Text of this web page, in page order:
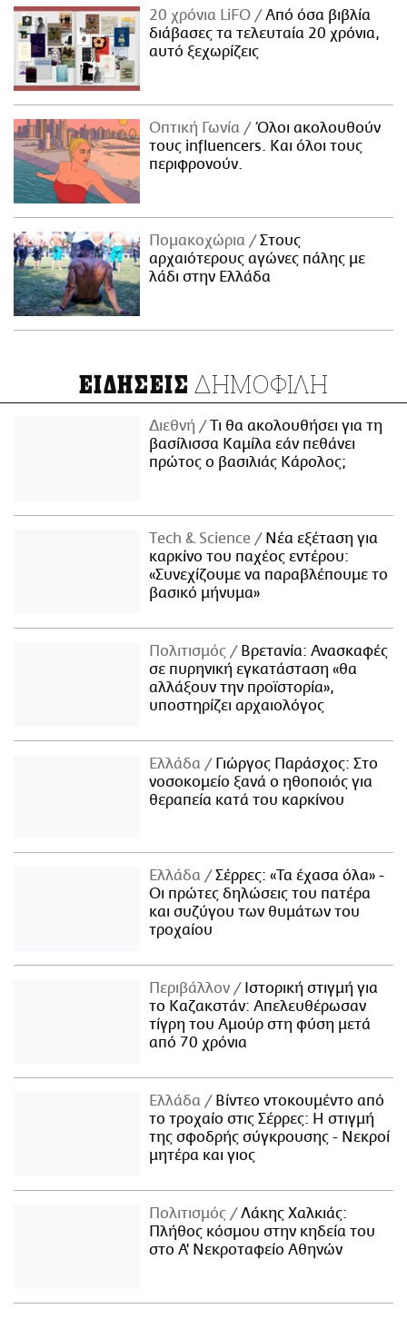
20 χρόνια LiFO
Από όσα βιβλία
διάβασες τα τελευταία 20 χρόνια,
αυτό ξεχωρίζεις
Οπτική Γωνία
Όλοι ακολουθούν
τους influencers. Και όλοι τους
περιφρονούν.
Πομακοχώρια
Στους
αρχαιότερους αγώνες πάλης με
λάδι στην Ελλάδα
ΕΙΔΗΣΕΙΣ ΔΗΜΟΦΙΛΗ
Διεθνή
Τι θα ακολουθήσει για τη
βασίλισσα Καμίλα εάν πεθάνει
πρώτος ο βασιλιάς Κάρολος;
Τech & Science
Νέα εξέταση για
καρκίνο του παχέος εντέρου:
«Συνεχίζουμε να παραβλέπουμε το
βασικό μήνυμα»
Πολιτισμός
Βρετανία: Ανασκαφές
σε πυρηνική εγκατάσταση «θα
αλλάξουν την προϊστορία»,
υποστηρίζει αρχαιολόγος
Ελλάδα
Γιώργος Παράσχος: Στο
νοσοκομείο ξανά ο ηθοποιός για
θεραπεία κατά του καρκίνου
Ελλάδα
Σέρρες: «Τα έχασα όλα» -
Οι πρώτες δηλώσεις του πατέρα
και συζύγου των θυμάτων του
τροχαίου
Περιβάλλον
Ιστορική στιγμή για
το Καζακστάν: Απελευθέρωσαν
τίγρη του Αμούρ στη φύση μετά
από 70 χρόνια
Ελλάδα
Βίντεο ντοκουμέντο από
το τροχαίο στις Σέρρες: Η στιγμή
της σφοδρής σύγκρουσης - Νεκροί
μητέρα και γιος
Πολιτισμός
Λάκης Χαλκιάς:
Πλήθος κόσμου στην κηδεία του
στο Α' Νεκροταφείο Αθηνών